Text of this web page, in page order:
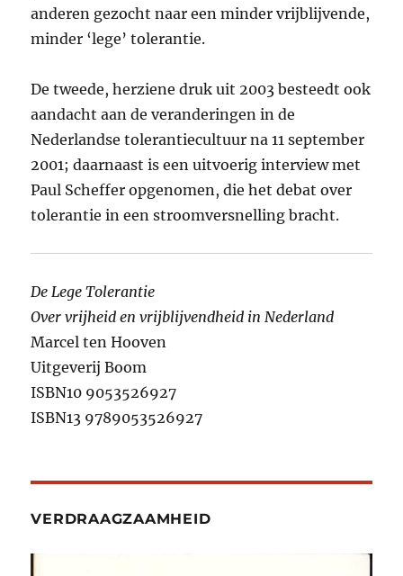
anderen gezocht naar een minder vrijblijvende,
minder ‘lege’ tolerantie.
De tweede, herziene druk uit 2003 besteedt ook
aandacht aan de veranderingen in de
Nederlandse tolerantiecultuur na 11 september
2001; daarnaast is een uitvoerig interview met
Paul Scheffer opgenomen, die het debat over
tolerantie in een stroomversnelling bracht.
De Lege Tolerantie
Over vrijheid en vrijblijvendheid in Nederland
Marcel ten Hooven
Uitgeverij Boom
ISBN10 9053526927
ISBN13 9789053526927
VERDRAAGZAAMHEID